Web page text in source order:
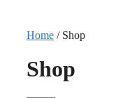
Home / Shop
Shop